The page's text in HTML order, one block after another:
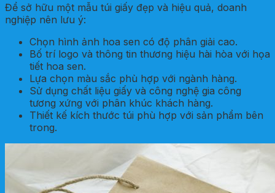
Để sở hữu một mẫu túi giấy đẹp và hiệu quả, doanh
nghiệp nên lưu ý:
Chọn hình ảnh hoa sen có độ phân giải cao.
Bố trí logo và thông tin thương hiệu hài hòa với họa
tiết hoa sen.
Lựa chọn màu sắc phù hợp với ngành hàng.
Sử dụng chất liệu giấy và công nghệ gia công
tương xứng với phân khúc khách hàng.
Thiết kế kích thước túi phù hợp với sản phẩm bên
trong.